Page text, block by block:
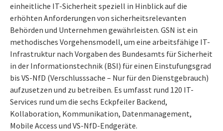
einheitliche IT-Sicherheit speziell in Hinblick auf die
erhöhten Anforderungen von sicherheitsrelevanten
Behörden und Unternehmen gewährleisten. GSN ist ein
methodisches Vorgehensmodell, um eine arbeitsfähige IT-
Infrastruktur nach Vorgaben des Bundesamts für Sicherheit
in der Informationstechnik (BSI) für einen Einstufungsgrad
bis VS-NfD (Verschlusssache – Nur für den Dienstgebrauch)
aufzusetzen und zu betreiben. Es umfasst rund 120 IT-
Services rund um die sechs Eckpfeiler Backend,
Kollaboration, Kommunikation, Datenmanagement,
Mobile Access und VS-NfD-Endgeräte.